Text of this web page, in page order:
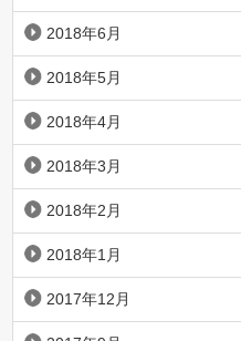
2018年6月
2018年5月
2018年4月
2018年3月
2018年2月
2018年1月
2017年12月